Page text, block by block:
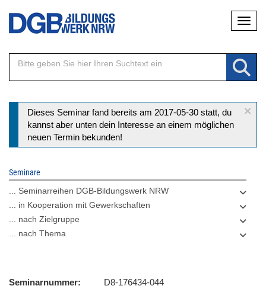
Direkt
Inhalt
×
Statusmeldung
Dieses Seminar fand bereits am 2017-05-30 statt, du
kannst aber unten dein Interesse an einem möglichen
neuen Termin bekunden!
Seminare
... Seminarreihen DGB-Bildungswerk NRW
... in Kooperation mit Gewerkschaften
... nach Zielgruppe
... nach Thema
Seminarnummer
D8-176434-044